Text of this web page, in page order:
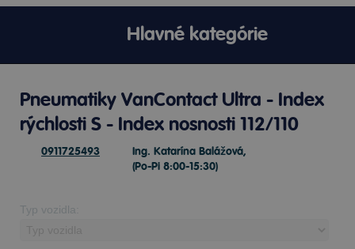
Hlavné kategórie
Pneumatiky VanContact Ultra - Index
rýchlosti S - Index nosnosti 112/110
0911725493
Ing. Katarína Balážová,
(Po-Pi 8:00-15:30)
Typ vozidla: